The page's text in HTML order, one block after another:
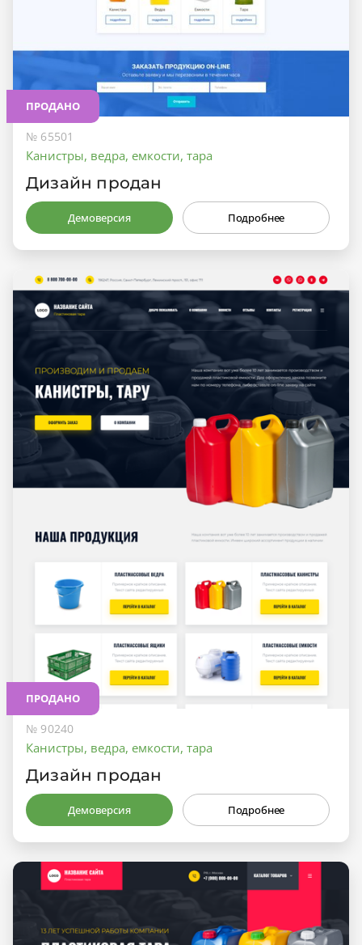
ПРОДАНО
№ 65501
Канистры, ведра, емкости, тара
Дизайн продан
Демоверсия Подробнее
ПРОДАНО
№ 90240
Канистры, ведра, емкости, тара
Дизайн продан
Демоверсия Подробнее